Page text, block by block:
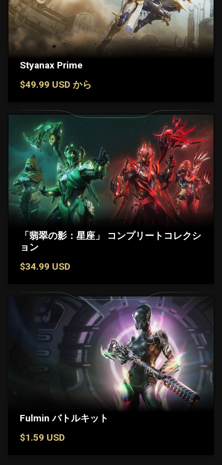
Styanax Prime
$49.99 USD から
「翡翠の影：星座」 コンプリートコレクシ
ョン
$34.99 USD
Fulmin バトルキット
$1.59 USD